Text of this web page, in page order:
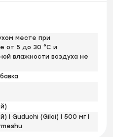
месте при
от 5 до 30 °С и
влажности воздуха не
| Guduchi (Giloi) | 500 мг |